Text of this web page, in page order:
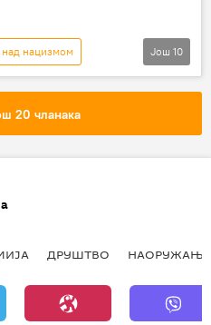
над нацизмом
Русија – политика
Путин
Павић
Још 10
20 чланака
ДРУШТВО НАОРУЖАЊЕ